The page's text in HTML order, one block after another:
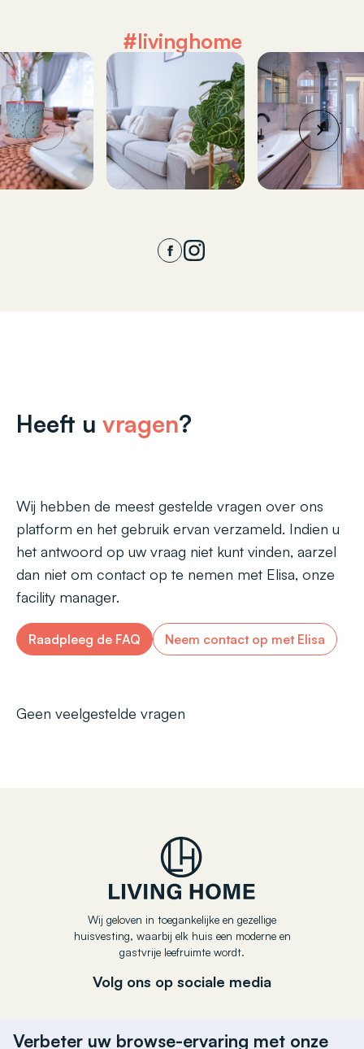
#livinghome
Heeft u vragen?
Wij hebben de meest gestelde vragen over ons
platform en het gebruik ervan verzameld. Indien u
het antwoord op uw vraag niet kunt vinden, aarzel
dan niet om contact op te nemen met Elisa, onze
facility manager.
Raadpleeg de FAQ Neem contact op met Elisa
Geen veelgestelde vragen
Wij geloven in toegankelijke en gezellige
huisvesting, waarbij elk huis een moderne en
gastvrije leefruimte wordt.
Volg ons op sociale media
Verbeter uw browse-ervaring met onze